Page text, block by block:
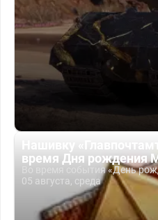
Нашивку
время Дня рождения
Во время события «День
05 августа, среда